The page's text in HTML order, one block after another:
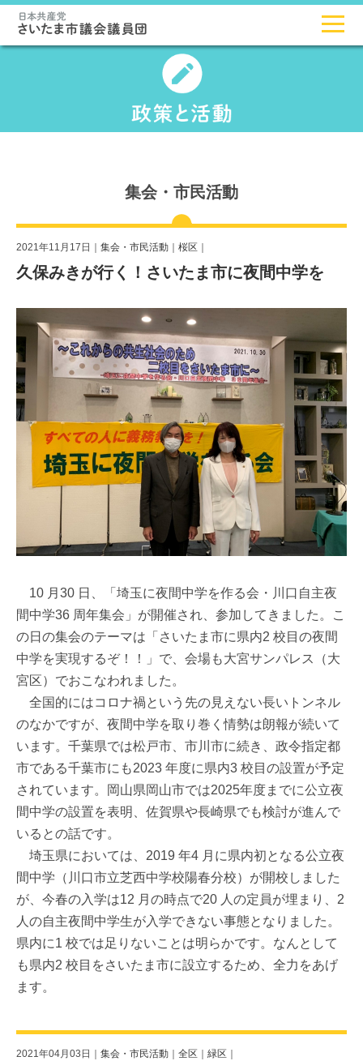
集会・市民活動
2021年11月17日｜ 集会・市民活動 桜区
久保みきが行く！さいたま市に夜間中学を
10 月30 日、「埼玉に夜間中学を作る会・川口自主夜
間中学36 周年集会」が開催され、参加してきました。こ
の日の集会のテーマは「さいたま市に県内2 校目の夜間
中学を実現するぞ！！」で、会場も大宮サンパレス（大
宮区）でおこなわれました。
全国的にはコロナ禍という先の見えない長いトンネル
のなかですが、夜間中学を取り巻く情勢は朗報が続いて
います。千葉県では松戸市、市川市に続き、政令指定都
市である千葉市にも2023 年度に県内3 校目の設置が予定
されています。岡山県岡山市では2025年度までに公立夜
間中学の設置を表明、佐賀県や長崎県でも検討が進んで
いるとの話です。
埼玉県においては、2019 年4 月に県内初となる公立夜
間中学（川口市立芝西中学校陽春分校）が開校しました
が、今春の入学は12 月の時点で20 人の定員が埋まり、2
人の自主夜間中学生が入学できない事態となりました。
県内に1 校では足りないことは明らかです。なんとして
も県内2 校目をさいたま市に設立するため、全力をあげ
ます。
2021年04月03日｜ 集会・市民活動 全区 緑区